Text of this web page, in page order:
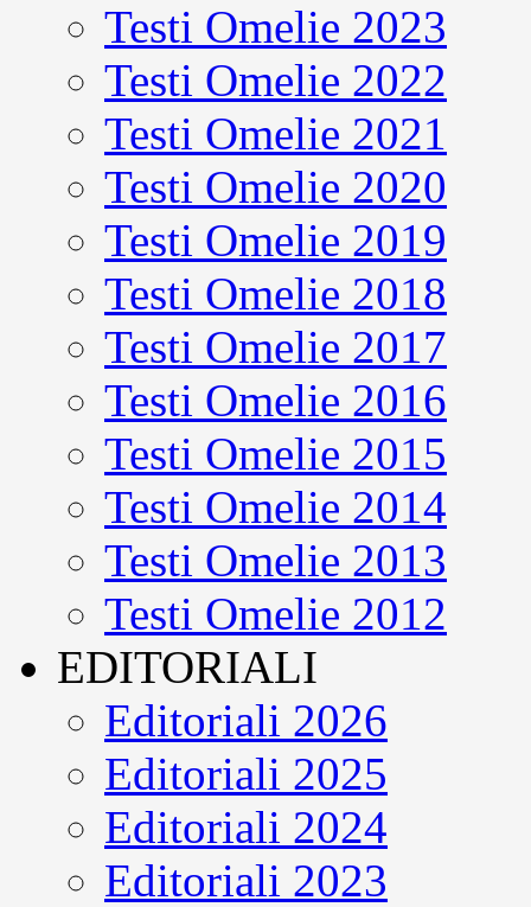
Testi Omelie 2023
Testi Omelie 2022
Testi Omelie 2021
Testi Omelie 2020
Testi Omelie 2019
Testi Omelie 2018
Testi Omelie 2017
Testi Omelie 2016
Testi Omelie 2015
Testi Omelie 2014
Testi Omelie 2013
Testi Omelie 2012
EDITORIALI
Editoriali 2026
Editoriali 2025
Editoriali 2024
Editoriali 2023